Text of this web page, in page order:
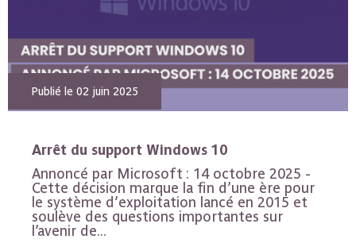
Publié le 02 juin 2025
Arrêt du support Windows 10
Annoncé par Microsoft : 14 octobre 2025 -
Cette décision marque la fin d’une ère pour
le système d’exploitation lancé en 2015 et
soulève des questions importantes sur
l’avenir de...